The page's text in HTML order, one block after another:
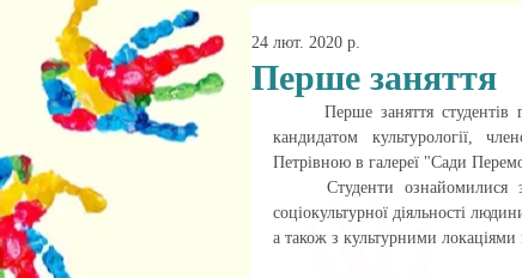
Перше заняття
24 лют. 2020 р.
кандидатом культурології,
Петрівною в галереї "Сади
соціокультурної діяльності
а також з культурними локаціями